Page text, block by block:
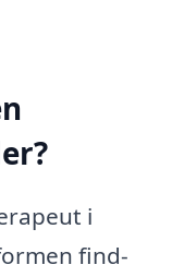
i
find-